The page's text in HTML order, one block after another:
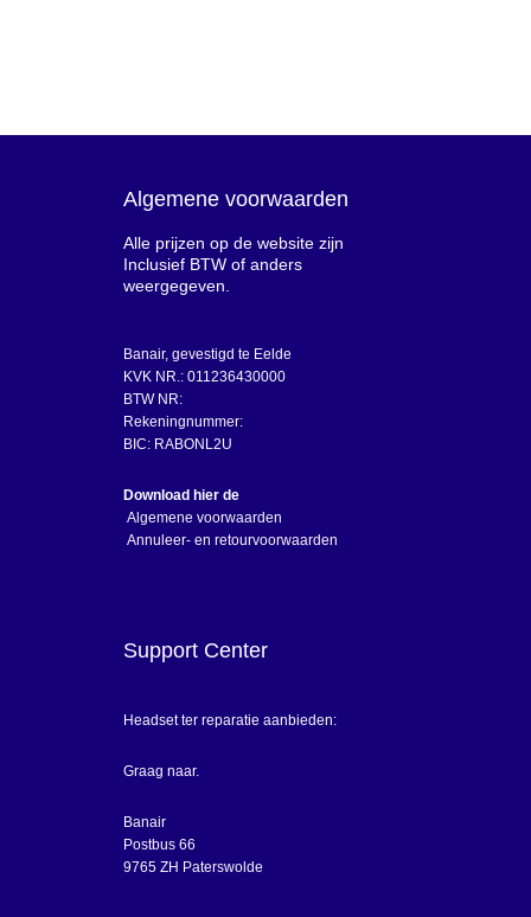
Algemene voorwaarden
Alle prijzen op de website zijn
Inclusief BTW of anders
weergegeven.
Banair, gevestigd te Eelde
KVK NR.: 011236430000
BTW NR:
Rekeningnummer:
BIC: RABONL2U
Download hier de
Algemene voorwaarden
Annuleer- en retourvoorwaarden
Support Center
Headset ter reparatie aanbieden:
Graag naar.
Banair
Postbus 66
9765 ZH Paterswolde